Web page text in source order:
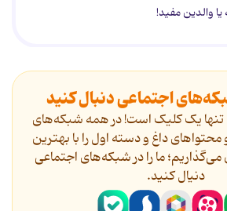
والدین مفید!
اجتماعی دنبال کنید
تنها یک کلیک است! در همه شبکه‌های
داغ و دسته اول را با بهترین
می‌گذاریم؛ ما را در شبکه‌های اجتماعی
دنیال کنید.